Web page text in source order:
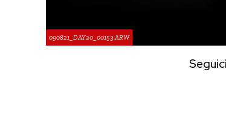
090821_DAY20_00153.ARW